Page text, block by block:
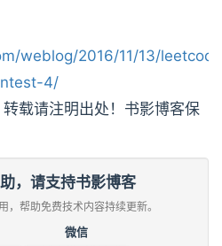
weblog/2016/11/13/
4/
载请注明出处！书影博客保
，请支持书影博客
，帮助免费技术内容持续更新。
微信